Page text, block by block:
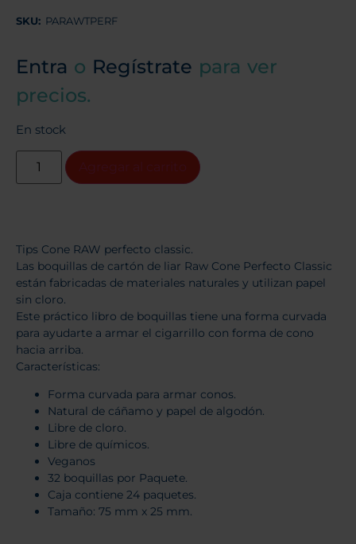
SKU: PARAWTPERF
Entra o Regístrate para ver
precios.
En stock
Tips Cone RAW perfecto classic.
Las boquillas de cartón de liar Raw Cone Perfecto Classic
están fabricadas de materiales naturales y utilizan papel
sin cloro.
Este práctico libro de boquillas tiene una forma curvada
para ayudarte a armar el cigarrillo con forma de cono
hacia arriba.
Características:
Forma curvada para armar conos.
Natural de cáñamo y papel de algodón.
Libre de cloro.
Libre de químicos.
Veganos
32 boquillas por Paquete.
Caja contiene 24 paquetes.
Tamaño: 75 mm x 25 mm.